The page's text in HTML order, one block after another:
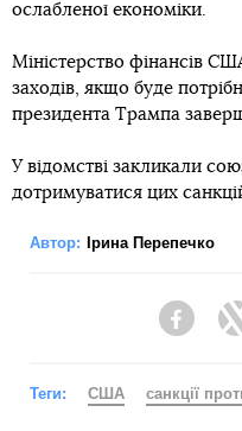
ослабленої економіки.
Міністерство фінансів
заходів, якщо буде
президента Трампа
У відомстві закликали
дотримуватися цих
Автор: Ірина Перепечко
Теги: США санкції